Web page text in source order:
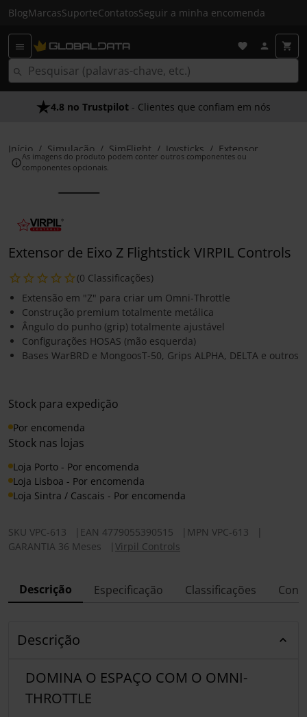
BlogMarcasSuporteContatosSeguir a minha encomenda
4.8 no Trustpilot - Clientes que confiam em nós
Início Simulação SimFlight Joysticks Extensor
As imagens do produto podem conter outros componentes ou
componentes opcionais.
Extensor de Eixo Z Flightstick VIRPIL Controls
(0 Classificações)
Extensão em "Z" para criar um Omni-Throttle
Construção premium totalmente metálica
Ângulo do punho (grip) totalmente ajustável
Configurações HOSAS (mão esquerda)
Bases WarBRD e MongoosT-50, Grips ALPHA, DELTA e outros
Stock para expedição
Por encomenda
Stock nas lojas
Loja Porto - Por encomenda
Loja Lisboa - Por encomenda
Loja Sintra / Cascais - Por encomenda
SKU VPC-613 EAN 4779055390515 MPN VPC-613
GARANTIA 36 Meses
Virpil Controls
Descrição Especificação Classificações
Descrição
DOMINA O ESPAÇO COM O OMNI-
THROTTLE